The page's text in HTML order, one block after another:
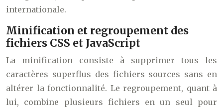
internationale.
Minification et regroupement des
fichiers CSS et JavaScript
La minification consiste à supprimer tous les
caractères superflus des fichiers sources sans en
altérer la fonctionnalité. Le regroupement, quant à
lui, combine plusieurs fichiers en un seul pour